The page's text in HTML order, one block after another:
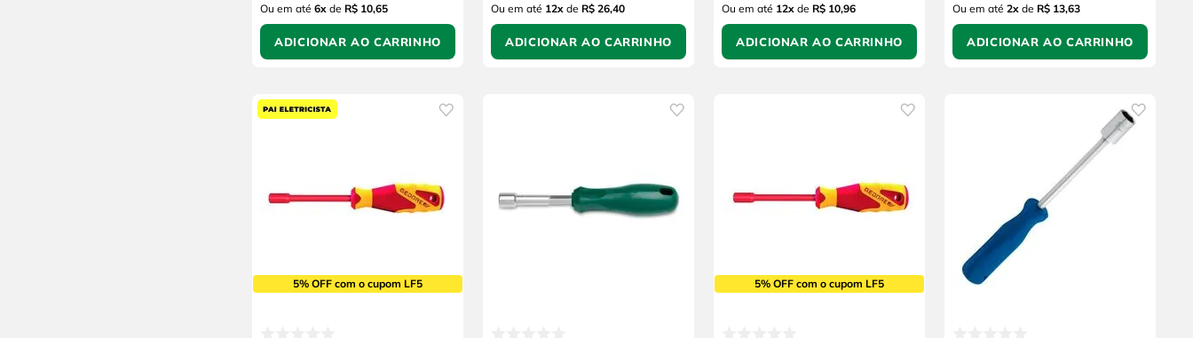
Ou em até 6x de R$ 10,65
ADICIONAR AO CARRINHO
Ou em até 12x de R$ 26,40
ADICIONAR AO CARRINHO
Ou em até 12x de R$ 10,96
ADICIONAR AO CARRINHO
Ou em até 2x de R$ 13,63
ADICIONAR AO CARRINHO
5% OFF com o cupom LF5 5% OFF com o cupom LF5